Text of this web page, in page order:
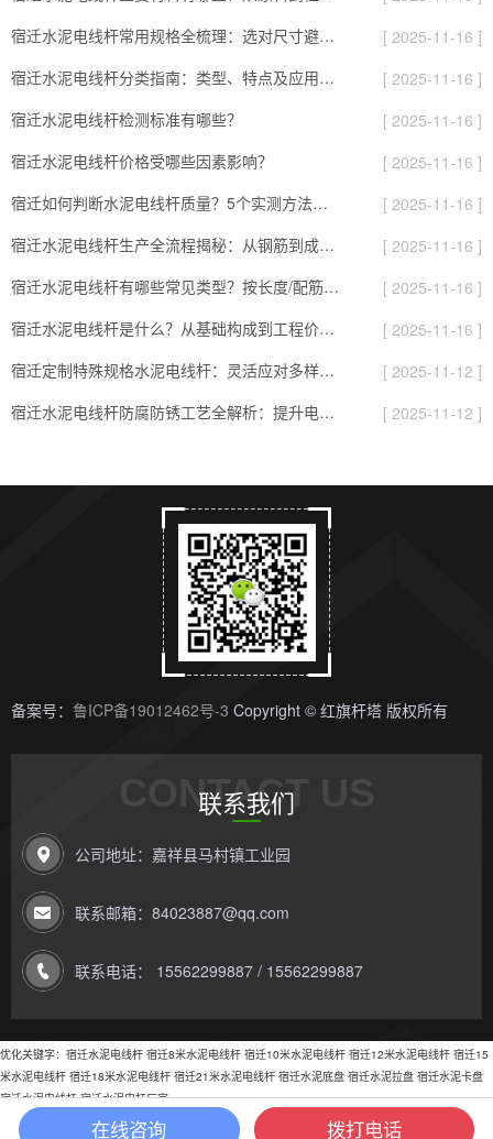
宿迁水泥电线杆常用规格全梳理：选对尺寸避开90%的施工坑
[ 2025-11-16 ]
宿迁水泥电线杆分类指南：类型、特点及应用场景全解析
[ 2025-11-16 ]
宿迁水泥电线杆检测标准有哪些？
[ 2025-11-16 ]
宿迁水泥电线杆价格受哪些因素影响？
[ 2025-11-16 ]
宿迁如何判断水泥电线杆质量？5个实测方法，避开劣质杆的“隐形坑”
[ 2025-11-16 ]
宿迁水泥电线杆生产全流程揭秘：从钢筋到成品，要过8道“耐用关”
[ 2025-11-16 ]
宿迁水泥电线杆有哪些常见类型？按长度/配筋/表面分，对应不同场景
[ 2025-11-16 ]
宿迁水泥电线杆是什么？从基础构成到工程价值的全面解读
[ 2025-11-16 ]
宿迁定制特殊规格水泥电线杆：灵活应对多样化项目需求的实用指南
[ 2025-11-12 ]
宿迁水泥电线杆防腐防锈工艺全解析：提升电杆耐用性的关键
[ 2025-11-12 ]
备案号： 鲁ICP备19012462号-3 Copyright © 红旗杆塔 版权所有
CONTACT US
联系我们
公司地址：嘉祥县马村镇工业园
联系邮箱：84023887@qq.com
联系电话： 15562299887 / 15562299887
优化关键字： 宿迁水泥电线杆 宿迁8米水泥电线杆 宿迁10米水泥电线杆 宿迁12米水泥电线杆 宿迁15
米水泥电线杆 宿迁18米水泥电线杆 宿迁21米水泥电线杆 宿迁水泥底盘 宿迁水泥拉盘 宿迁水泥卡盘
宿迁水泥电线杆 宿迁水泥电杆厂家
在线咨询 拨打电话